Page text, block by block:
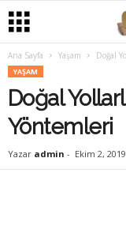
Ana Sayfa Yaşam Doğal
YAŞAM
Doğal
Yöntemleri
Yazar admin - Ekim 2, 2019